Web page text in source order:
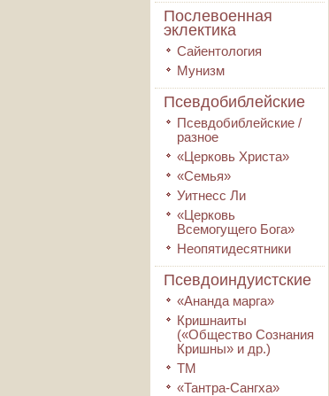
Послевоенная
эклектика
Сайентология
Мунизм
Псевдобиблейские
Псевдобиблейские /
разное
«Церковь Христа»
«Семья»
Уитнесс Ли
«Церковь
Всемогущего Бога»
Неопятидесятники
Псевдоиндуистские
«Ананда марга»
Кришнаиты
(«Общество Сознания
Кришны» и др.)
ТМ
«Тантра-Сангха»